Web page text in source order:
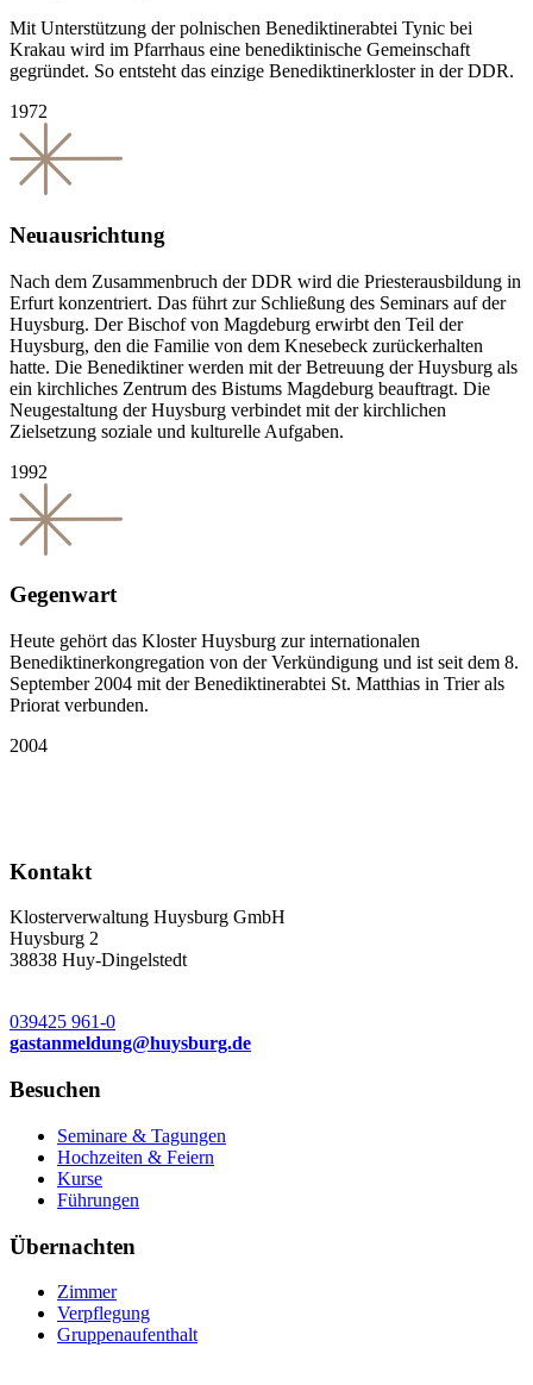
Mit Unterstützung der polnischen Benediktinerabtei Tynic bei
Krakau wird im Pfarrhaus eine benediktinische Gemeinschaft
gegründet. So entsteht das einzige Benediktinerkloster in der DDR.
1972
Neuausrichtung
Nach dem Zusammenbruch der DDR wird die Priesterausbildung in
Erfurt konzentriert. Das führt zur Schließung des Seminars auf der
Huysburg. Der Bischof von Magdeburg erwirbt den Teil der
Huysburg, den die Familie von dem Knesebeck zurückerhalten
hatte. Die Benediktiner werden mit der Betreuung der Huysburg als
ein kirchliches Zentrum des Bistums Magdeburg beauftragt. Die
Neugestaltung der Huysburg verbindet mit der kirchlichen
Zielsetzung soziale und kulturelle Aufgaben.
1992
Gegenwart
Heute gehört das Kloster Huysburg zur internationalen
Benediktinerkongregation von der Verkündigung und ist seit dem 8.
September 2004 mit der Benediktinerabtei St. Matthias in Trier als
Priorat verbunden.
2004
Kontakt
Klosterverwaltung Huysburg GmbH
Huysburg 2
38838 Huy-Dingelstedt
039425 961-0
gastanmeldung@huysburg.de
Besuchen
Seminare & Tagungen
Hochzeiten & Feiern
Kurse
Führungen
Übernachten
Zimmer
Verpflegung
Gruppenaufenthalt